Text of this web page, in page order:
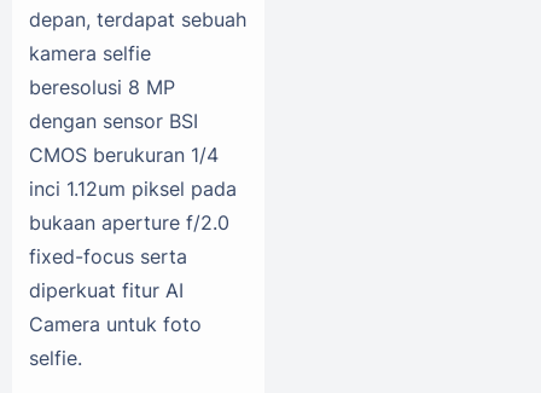
depan, terdapat sebuah
kamera selfie
beresolusi 8 MP
dengan sensor BSI
CMOS berukuran 1/4
inci 1.12um piksel pada
bukaan aperture f/2.0
fixed-focus serta
diperkuat fitur AI
Camera untuk foto
selfie.